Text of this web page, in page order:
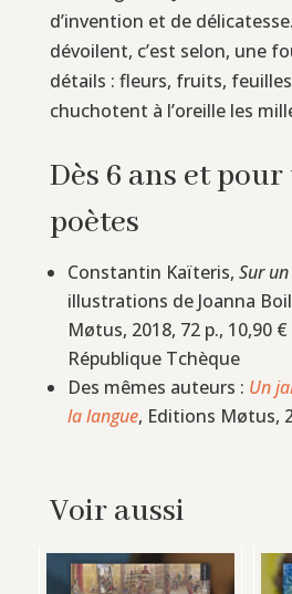
d’invention et de
dévoilent, c’est selon, une
détails : fleurs, fruits,
chuchotent à l’oreille les
Dès 6 ans et
poètes
Constantin Kaïteris, Sur
illustrations de Joanna
Møtus, 2018, 72 p., 10,90
République Tchèque
Des mêmes auteurs : Un
la langue, Editions Møtus,
Voir aussi